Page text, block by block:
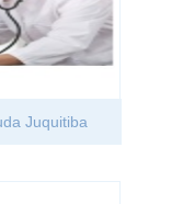
Juquitiba